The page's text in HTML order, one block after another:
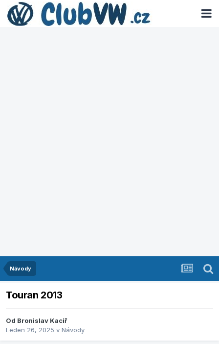
Návody
Touran 2013
Od Bronislav Kaciř
Leden 26, 2025 v Návody